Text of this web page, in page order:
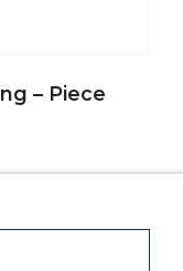
– Piece